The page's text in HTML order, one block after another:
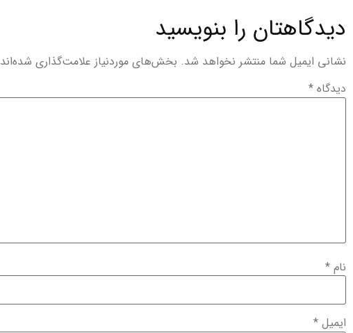
دیدگاهتان را بنویسید
نشانی ایمیل شما منتشر نخواهد شد. بخش‌های موردنیاز علامت‌گذاری شده‌اند
دیدگاه *
نام *
ایمیل *